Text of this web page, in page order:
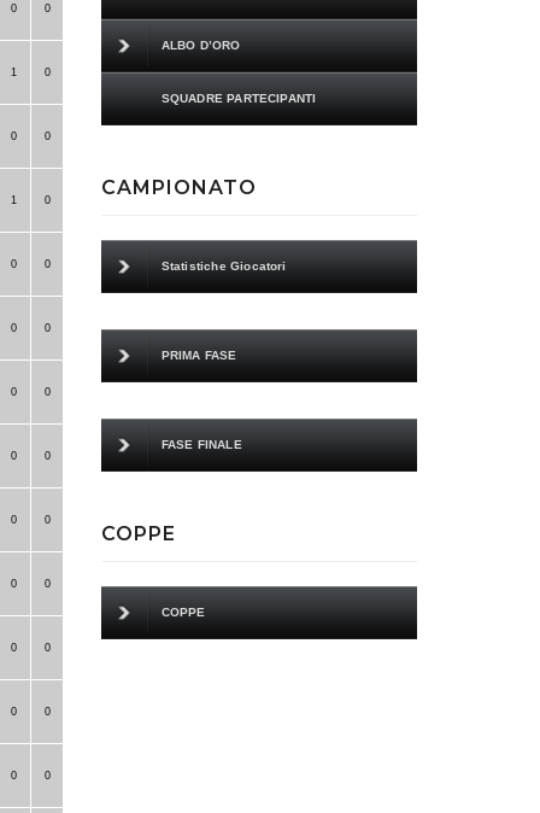
0 0
1 0
0 0
1 0
0 0
0 0
0 0
0 0
0 0
0 0
0 0
0 0
0 0
ALBO D’ORO
SQUADRE PARTECIPANTI
CAMPIONATO
Statistiche Giocatori
PRIMA FASE
FASE FINALE
COPPE
COPPE